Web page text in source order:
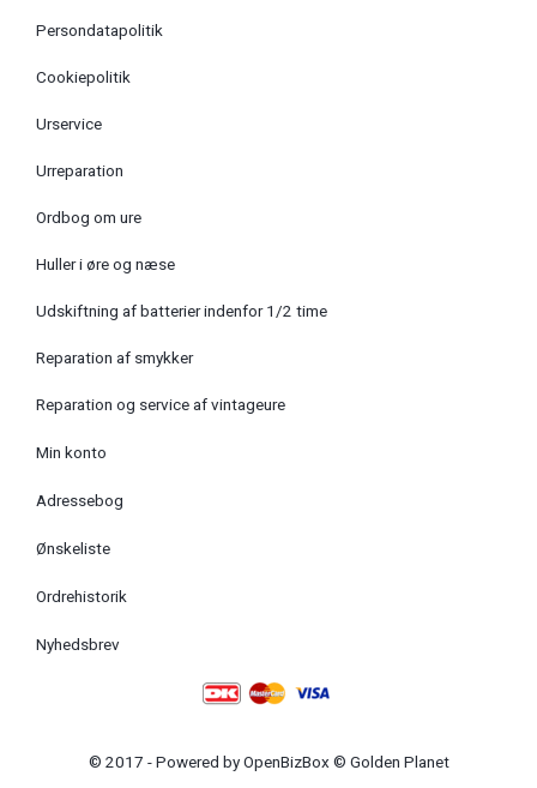
Persondatapolitik
Cookiepolitik
Urservice
Urreparation
Ordbog om ure
Huller i øre og næse
Udskiftning af batterier indenfor 1/2 time
Reparation af smykker
Reparation og service af vintageure
Min konto
Adressebog
Ønskeliste
Ordrehistorik
Nyhedsbrev
© 2017 - Powered byOpenBizBox © Golden Planet